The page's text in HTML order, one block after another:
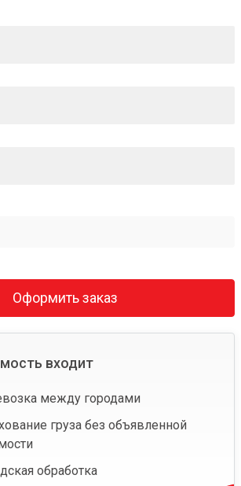
Оформить заказ
входит
между городами
груза без объявленной
обработка